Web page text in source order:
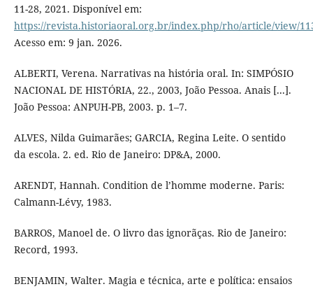
11-28, 2021. Disponível em:
https://revista.historiaoral.org.br/index.php/rho/article/view/
Acesso em: 9 jan. 2026.
ALBERTI, Verena. Narrativas na história oral. In: SIMPÓSIO
NACIONAL DE HISTÓRIA, 22., 2003, João Pessoa. Anais [...].
João Pessoa: ANPUH-PB, 2003. p. 1–7.
ALVES, Nilda Guimarães; GARCIA, Regina Leite. O sentido
da escola. 2. ed. Rio de Janeiro: DP&A, 2000.
ARENDT, Hannah. Condition de l’homme moderne. Paris:
Calmann-Lévy, 1983.
BARROS, Manoel de. O livro das ignorãças. Rio de Janeiro:
Record, 1993.
BENJAMIN, Walter. Magia e técnica, arte e política: ensaios